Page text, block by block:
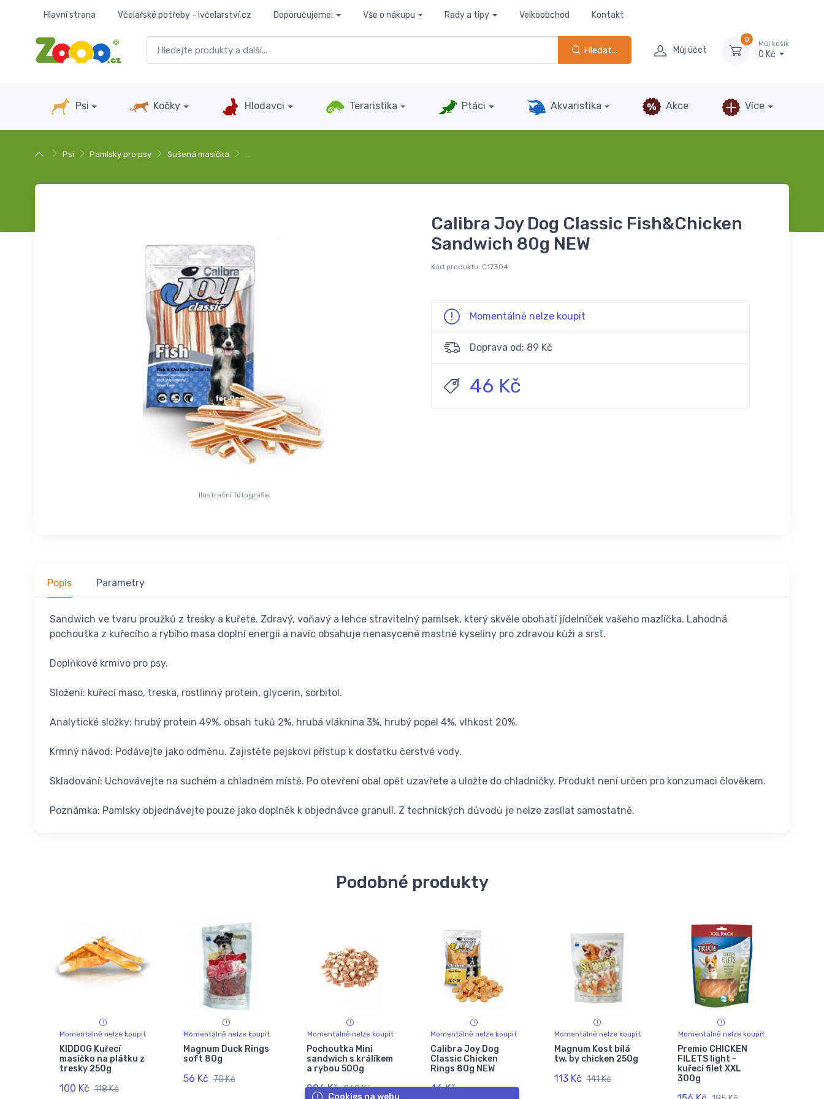
Hlavní strana Včelařské potřeby - ivčelarství.cz Doporučujeme: Vše o nákupu Rady a tipy Velkoobchod Kontakt
Hledat... Můj účet
0
Můj košík
0 Kč
Psi Kočky Hlodavci Teraristika Ptáci Akvaristika Akce Více
Psi Pamlsky pro psy Sušená masíčka …
Ilustrační fotografie
Calibra Joy Dog Classic Fish&Chicken
Sandwich 80g NEW
Kód produktu: C17304
Momentálně nelze koupit
Doprava od: 89 Kč
46 Kč
Popis Parametry
Sandwich ve tvaru proužků z tresky a kuřete. Zdravý, voňavý a lehce stravitelný pamlsek, který skvěle obohatí jídelníček vašeho mazlíčka. Lahodná
pochoutka z kuřecího a rybího masa doplní energii a navíc obsahuje nenasycené mastné kyseliny pro zdravou kůži a srst.
Doplňkové krmivo pro psy.
Složení: kuřecí maso, treska, rostlinný protein, glycerin, sorbitol.
Analytické složky: hrubý protein 49%, obsah tuků 2%, hrubá vláknina 3%, hrubý popel 4%, vlhkost 20%.
Krmný návod: Podávejte jako odměnu. Zajistěte pejskovi přístup k dostatku čerstvé vody.
Skladování: Uchovávejte na suchém a chladném místě. Po otevření obal opět uzavřete a uložte do chladničky. Produkt není určen pro konzumaci člověkem.
Poznámka: Pamlsky objednávejte pouze jako doplněk k objednávce granulí. Z technických důvodů je nelze zasílat samostatně.
Podobné produkty
Momentálně nelze koupit
KIDDOG Kuřecí
masíčko na plátku z
tresky 250g
100 Kč 118 Kč
Momentálně nelze koupit
Magnum Duck Rings
soft 80g
56 Kč 70 Kč
Momentálně nelze koupit
Pochoutka Mini
sandwich s králíkem
a rybou 500g
206 Kč 269 Kč
Momentálně nelze koupit
Calibra Joy Dog
Classic Chicken
Rings 80g NEW
46 Kč
Momentálně nelze koupit
Magnum Kost bílá
tw. by chicken 250g
113 Kč 141 Kč
Momentálně nelze koupit
Premio CHICKEN
FILETS light -
kuřecí filet XXL
300g
Cookies na webu